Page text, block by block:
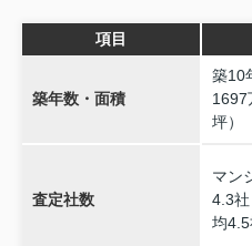
項目
築年数・面積
築10
1697
坪）
査定社数
マン
4.3
均4.5